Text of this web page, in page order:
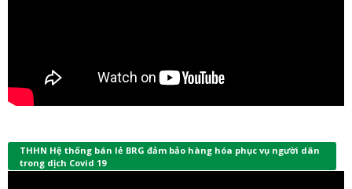
THHN Hệ thống bán lẻ BRG đảm bảo hàng hóa phục vụ người dân
trong dịch Covid 19